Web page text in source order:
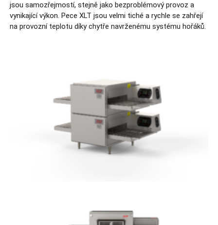
jsou samozřejmostí, stejně jako bezproblémový provoz a
vynikající výkon. Pece XLT jsou velmi tiché a rychle se zahřejí
na provozní teplotu díky chytře navrženému systému hořáků.